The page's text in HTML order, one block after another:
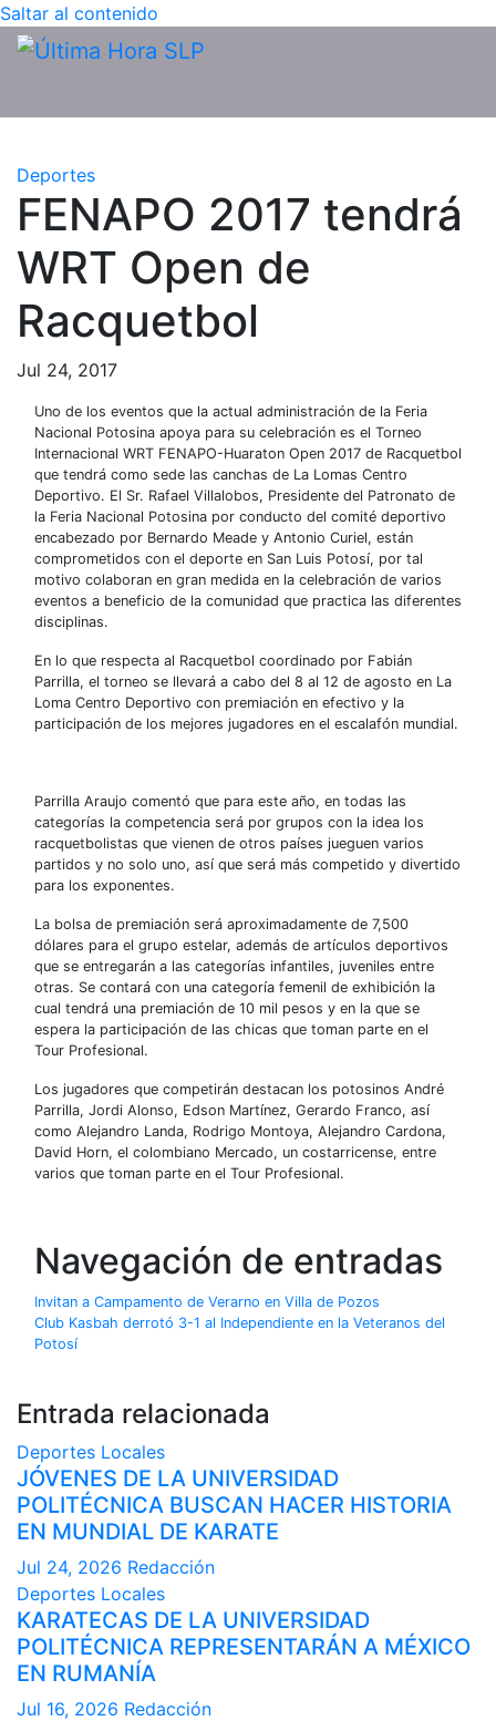
Saltar al contenido
Deportes
FENAPO 2017 tendrá
WRT Open de
Racquetbol
Jul 24, 2017
Uno de los eventos que la actual administración de la Feria
Nacional Potosina apoya para su celebración es el Torneo
Internacional WRT FENAPO-Huaraton Open 2017 de Racquetbol
que tendrá como sede las canchas de La Lomas Centro
Deportivo. El Sr. Rafael Villalobos, Presidente del Patronato de
la Feria Nacional Potosina por conducto del comité deportivo
encabezado por Bernardo Meade y Antonio Curiel, están
comprometidos con el deporte en San Luis Potosí, por tal
motivo colaboran en gran medida en la celebración de varios
eventos a beneficio de la comunidad que practica las diferentes
disciplinas.
En lo que respecta al Racquetbol coordinado por Fabián
Parrilla, el torneo se llevará a cabo del 8 al 12 de agosto en La
Loma Centro Deportivo con premiación en efectivo y la
participación de los mejores jugadores en el escalafón mundial.
Parrilla Araujo comentó que para este año, en todas las
categorías la competencia será por grupos con la idea los
racquetbolistas que vienen de otros países jueguen varios
partidos y no solo uno, así que será más competido y divertido
para los exponentes.
La bolsa de premiación será aproximadamente de 7,500
dólares para el grupo estelar, además de artículos deportivos
que se entregarán a las categorías infantiles, juveniles entre
otras. Se contará con una categoría femenil de exhibición la
cual tendrá una premiación de 10 mil pesos y en la que se
espera la participación de las chicas que toman parte en el
Tour Profesional.
Los jugadores que competirán destacan los potosinos André
Parrilla, Jordi Alonso, Edson Martínez, Gerardo Franco, así
como Alejandro Landa, Rodrigo Montoya, Alejandro Cardona,
David Horn, el colombiano Mercado, un costarricense, entre
varios que toman parte en el Tour Profesional.
Navegación de entradas
Invitan a Campamento de Verarno en Villa de Pozos
Club Kasbah derrotó 3-1 al Independiente en la Veteranos del
Potosí
Entrada relacionada
Deportes Locales
JÓVENES DE LA UNIVERSIDAD
POLITÉCNICA BUSCAN HACER HISTORIA
EN MUNDIAL DE KARATE
Jul 24, 2026 Redacción
Deportes Locales
KARATECAS DE LA UNIVERSIDAD
POLITÉCNICA REPRESENTARÁN A MÉXICO
EN RUMANÍA
Jul 16, 2026 Redacción